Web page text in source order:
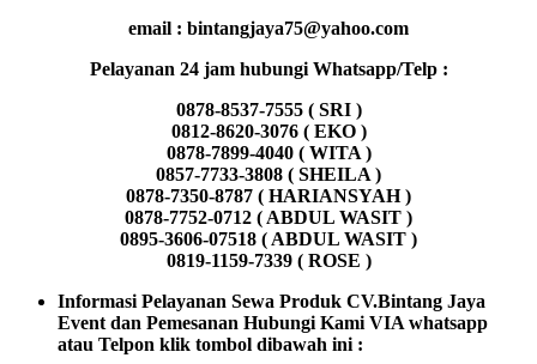
email : bintangjaya75@yahoo.com
Pelayanan 24 jam hubungi Whatsapp/Telp :
0878-8537-7555 ( SRI )
0812-8620-3076 ( EKO )
0878-7899-4040 ( WITA )
0857-7733-3808 ( SHEILA )
0878-7350-8787 ( HARIANSYAH )
0878-7752-0712 ( ABDUL WASIT )
0895-3606-07518 ( ABDUL WASIT )
0819-1159-7339 ( ROSE )
Informasi Pelayanan Sewa Produk CV.Bintang Jaya
Event dan Pemesanan Hubungi Kami VIA whatsapp
atau Telpon klik tombol dibawah ini :